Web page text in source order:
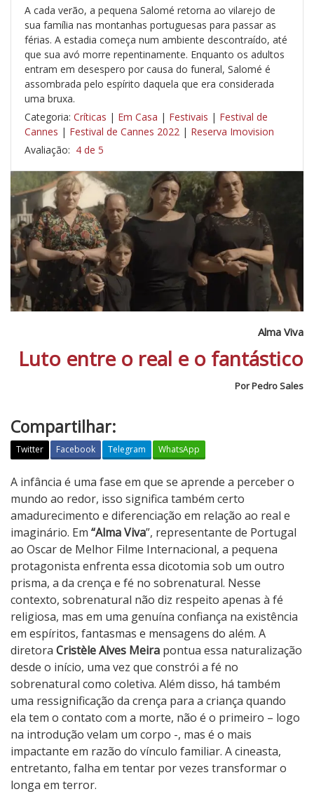
A cada verão, a pequena Salomé retorna ao vilarejo de
sua família nas montanhas portuguesas para passar as
férias. A estadia começa num ambiente descontraído, até
que sua avó morre repentinamente. Enquanto os adultos
entram em desespero por causa do funeral, Salomé é
assombrada pelo espírito daquela que era considerada
uma bruxa.
Categoria: Críticas | Em Casa | Festivais | Festival de
Cannes | Festival de Cannes 2022 | Reserva Imovision
Avaliação: 4 de 5
Alma Viva
Luto entre o real e o fantástico
Por Pedro Sales
Compartilhar:
Twitter Facebook Telegram WhatsApp
A
l
m
a
V
i
v
a
A infância é uma fase em que se aprende a perceber o
mundo ao redor, isso significa também certo
amadurecimento e diferenciação em relação ao real e
imaginário. Em “Alma Viva”, representante de Portugal
ao Oscar de Melhor Filme Internacional, a pequena
protagonista enfrenta essa dicotomia sob um outro
prisma, a da crença e fé no sobrenatural. Nesse
contexto, sobrenatural não diz respeito apenas à fé
religiosa, mas em uma genuína confiança na existência
em espíritos, fantasmas e mensagens do além. A
diretora Cristèle Alves Meira pontua essa naturalização
desde o início, uma vez que constrói a fé no
sobrenatural como coletiva. Além disso, há também
uma ressignificação da crença para a criança quando
ela tem o contato com a morte, não é o primeiro – logo
na introdução velam um corpo -, mas é o mais
impactante em razão do vínculo familiar. A cineasta,
entretanto, falha em tentar por vezes transformar o
longa em terror.